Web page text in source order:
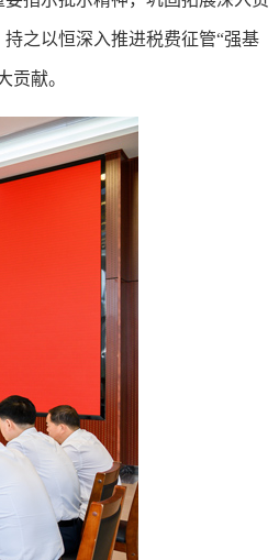
之以恒深入推进税费征管“强基
贡献。